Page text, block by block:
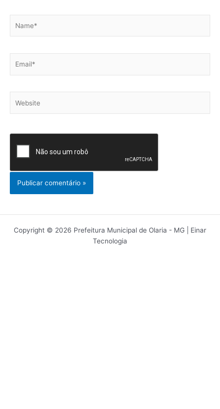
Copyright © 2026 Prefeitura Municipal de Olaria - MG | Einar
Tecnologia